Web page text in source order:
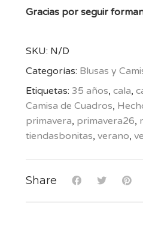
Gracias por seguir
SKU: N/D
Categorías: Blusas y
Etiquetas: 35 años, cala,
Camisa de Cuadros,
primavera, primavera26,
tiendasbonitas, verano,
Share